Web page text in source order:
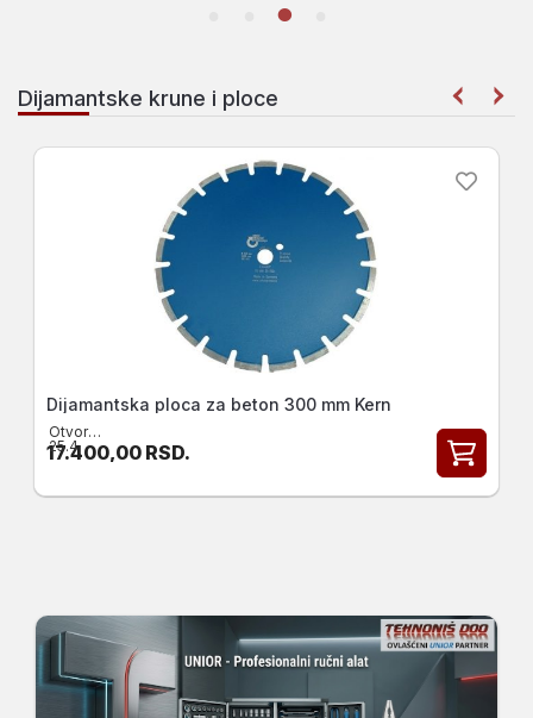
Dijamantske krune i ploce
Dijamantska kruna za asfalt 107 mm Kern 5/4
17.300,00 RSD.